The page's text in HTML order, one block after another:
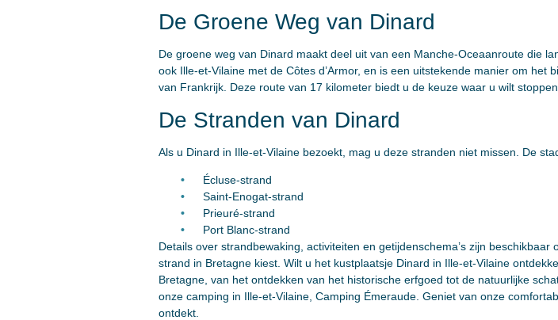
De Groene Weg van Dinard
De groene weg van Dinard maakt deel uit van een Manche-Oceaanroute die
ook Ille-et-Vilaine met de Côtes d’Armor, en is een uitstekende manier om
van Frankrijk. Deze route van 17 kilometer biedt u de keuze waar u wilt
De Stranden van Dinard
Als u Dinard in Ille-et-Vilaine bezoekt, mag u deze stranden niet missen. De
Écluse-strand
Saint-Enogat-strand
Prieuré-strand
Port Blanc-strand
Details over strandbewaking, activiteiten en getijdenschema’s zijn
strand in Bretagne kiest. Wilt u het kustplaatsje Dinard in Ille-et-Vilaine
Bretagne, van het ontdekken van het historische erfgoed tot de natuurlijke
onze camping in Ille-et-Vilaine, Camping Émeraude. Geniet van onze
ontdekt.